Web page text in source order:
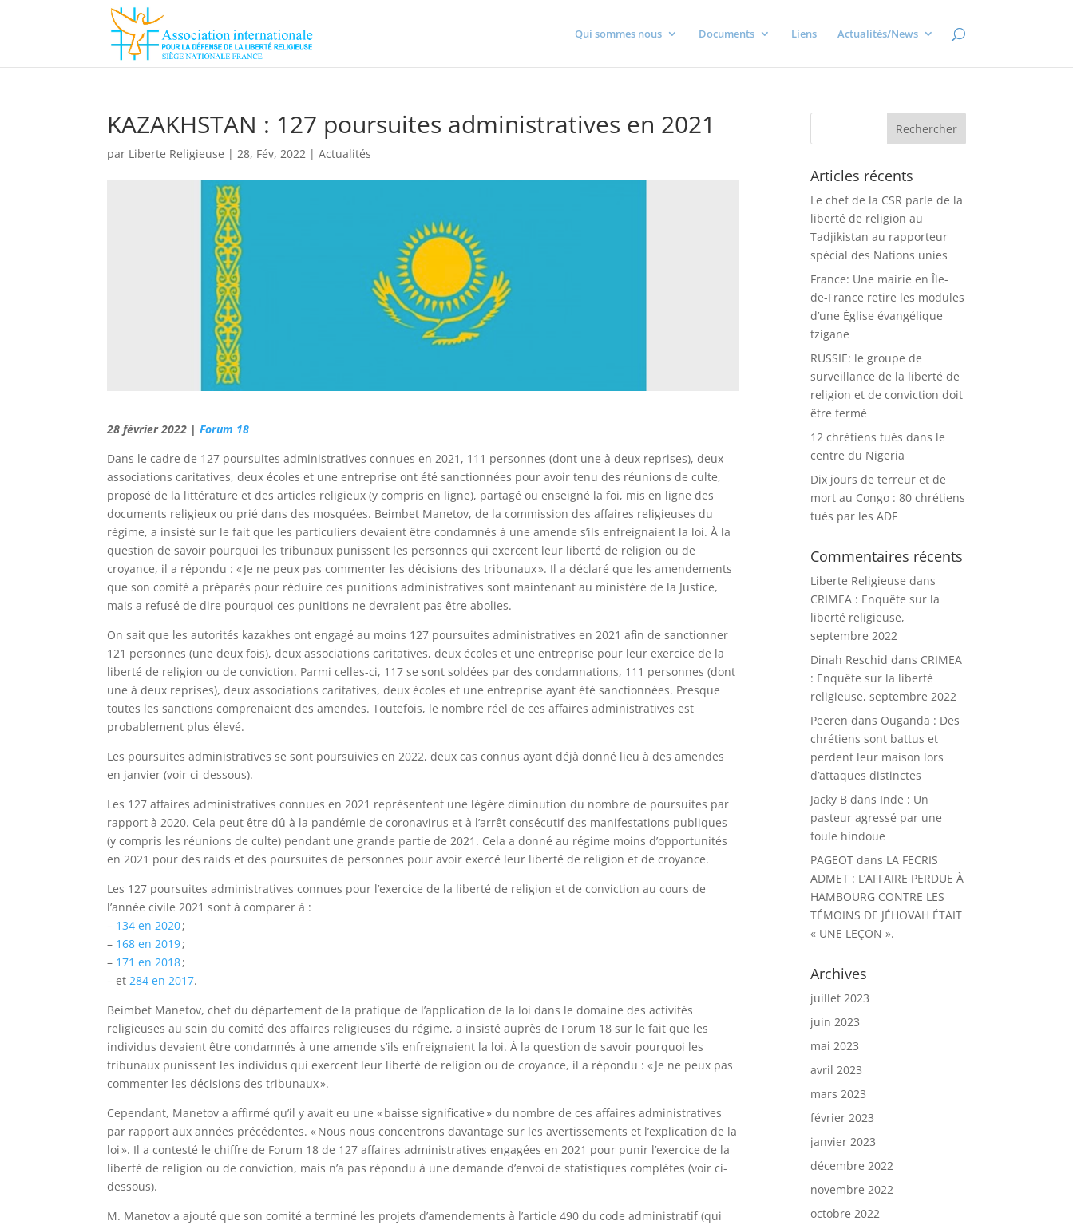
Qui sommes nous Documents Liens Actualités/News
KAZAKHSTAN : 127 poursuites administratives en 2021
par Liberte Religieuse |28, Fév, 2022 |Actualités
28 février 2022 |Forum 18
Dans le cadre de 127 poursuites administratives connues en 2021, 111 personnes (dont une à deux reprises), deux
associations caritatives, deux écoles et une entreprise ont été sanctionnées pour avoir tenu des réunions de culte,
proposé de la littérature et des articles religieux (y compris en ligne), partagé ou enseigné la foi, mis en ligne des
documents religieux ou prié dans des mosquées. Beimbet Manetov, de la commission des affaires religieuses du
régime, a insisté sur le fait que les particuliers devaient être condamnés à une amende s’ils enfreignaient la loi. À la
question de savoir pourquoi les tribunaux punissent les personnes qui exercent leur liberté de religion ou de
croyance, il a répondu : « Je ne peux pas commenter les décisions des tribunaux ». Il a déclaré que les amendements
que son comité a préparés pour réduire ces punitions administratives sont maintenant au ministère de la Justice,
mais a refusé de dire pourquoi ces punitions ne devraient pas être abolies.
On sait que les autorités kazakhes ont engagé au moins 127 poursuites administratives en 2021 afin de sanctionner
121 personnes (une deux fois), deux associations caritatives, deux écoles et une entreprise pour leur exercice de la
liberté de religion ou de conviction. Parmi celles-ci, 117 se sont soldées par des condamnations, 111 personnes (dont
une à deux reprises), deux associations caritatives, deux écoles et une entreprise ayant été sanctionnées. Presque
toutes les sanctions comprenaient des amendes. Toutefois, le nombre réel de ces affaires administratives est
probablement plus élevé.
Les poursuites administratives se sont poursuivies en 2022, deux cas connus ayant déjà donné lieu à des amendes
en janvier (voir ci-dessous).
Les 127 affaires administratives connues en 2021 représentent une légère diminution du nombre de poursuites par
rapport à 2020. Cela peut être dû à la pandémie de coronavirus et à l’arrêt consécutif des manifestations publiques
(y compris les réunions de culte) pendant une grande partie de 2021. Cela a donné au régime moins d’opportunités
en 2021 pour des raids et des poursuites de personnes pour avoir exercé leur liberté de religion et de croyance.
Les 127 poursuites administratives connues pour l’exercice de la liberté de religion et de conviction au cours de
l’année civile 2021 sont à comparer à :
– 134 en 2020;
– 168 en 2019;
– 171 en 2018;
– et 284 en 2017.
Beimbet Manetov, chef du département de la pratique de l’application de la loi dans le domaine des activités
religieuses au sein du comité des affaires religieuses du régime, a insisté auprès de Forum 18 sur le fait que les
individus devaient être condamnés à une amende s’ils enfreignaient la loi. À la question de savoir pourquoi les
tribunaux punissent les individus qui exercent leur liberté de religion ou de croyance, il a répondu : « Je ne peux pas
commenter les décisions des tribunaux ».
Cependant, Manetov a affirmé qu’il y avait eu une « baisse significative » du nombre de ces affaires administratives
par rapport aux années précédentes. « Nous nous concentrons davantage sur les avertissements et l’explication de la
loi ». Il a contesté le chiffre de Forum 18 de 127 affaires administratives engagées en 2021 pour punir l’exercice de la
liberté de religion ou de conviction, mais n’a pas répondu à une demande d’envoi de statistiques complètes (voir ci-
dessous).
M. Manetov a ajouté que son comité a terminé les projets d’amendements à l’article 490 du code administratif (qui
Articles récents
Le chef de la CSR parle de la
liberté de religion au
Tadjikistan au rapporteur
spécial des Nations unies
France: Une mairie en Île-
de-France retire les modules
d’une Église évangélique
tzigane
RUSSIE: le groupe de
surveillance de la liberté de
religion et de conviction doit
être fermé
12 chrétiens tués dans le
centre du Nigeria
Dix jours de terreur et de
mort au Congo : 80 chrétiens
tués par les ADF
Commentaires récents
Liberte Religieuse dans
CRIMEA : Enquête sur la
liberté religieuse,
septembre 2022
Dinah Reschid dans CRIMEA
: Enquête sur la liberté
religieuse, septembre 2022
Peeren dans Ouganda : Des
chrétiens sont battus et
perdent leur maison lors
d’attaques distinctes
Jacky B dans Inde : Un
pasteur agressé par une
foule hindoue
PAGEOT dans LA FECRIS
ADMET : L’AFFAIRE PERDUE À
HAMBOURG CONTRE LES
TÉMOINS DE JÉHOVAH ÉTAIT
« UNE LEÇON ».
Archives
juillet 2023
juin 2023
mai 2023
avril 2023
mars 2023
février 2023
janvier 2023
décembre 2022
novembre 2022
octobre 2022